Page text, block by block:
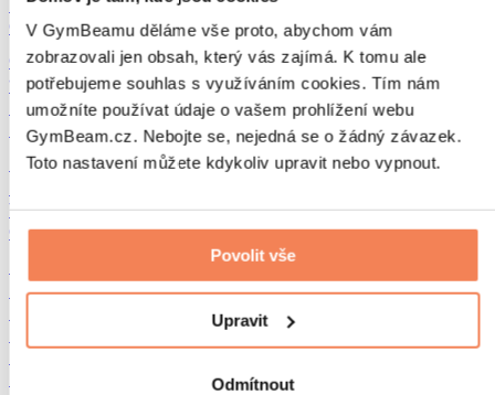
V GymBeamu děláme vše proto, abychom vám
zobrazovali jen obsah, který vás zajímá. K tomu ale
potřebujeme souhlas s využíváním cookies. Tím nám
umožníte používat údaje o vašem prohlížení webu
GymBeam.cz. Nebojte se, nejedná se o žádný závazek.
Toto nastavení můžete kdykoliv upravit nebo vypnout.
Povolit vše
Upravit
Odmítnout
Luštěniny
Ostatní fitness jídlo
Ořechová másla
100% ořechová másla
Sladká ořechová másla
Proteinová ořechová másla
Superpotraviny
Vláknina
Ostatní superpotraviny
Proteinové tyčinky
Proteinové čipsy a krekry